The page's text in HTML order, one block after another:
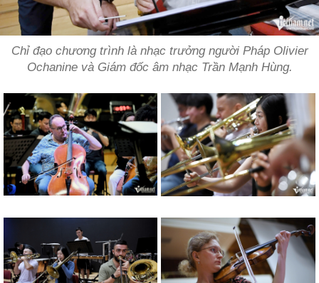
Chỉ đạo chương trình là nhạc trưởng người Pháp Olivier
Ochanine và Giám đốc âm nhạc Trần Mạnh Hùng.